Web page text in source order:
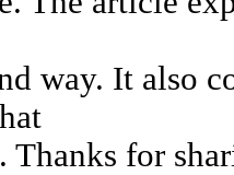
way. It also
Thanks for